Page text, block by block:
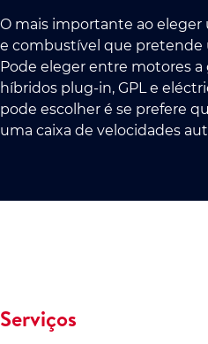
O mais importante ao
e combustível que pretende
Pode eleger entre motores a
híbridos plug-in, GPL e
pode escolher é se prefere
uma caixa de velocidades
Serviços